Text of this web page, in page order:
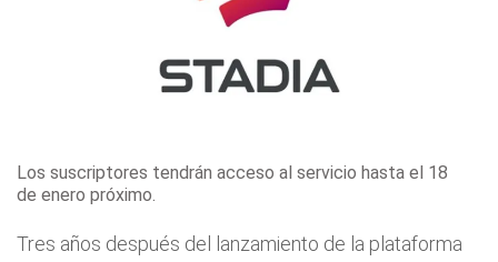
Los suscriptores tendrán acceso al servicio hasta el 18
de enero próximo.
Tres años después del lanzamiento de la plataforma